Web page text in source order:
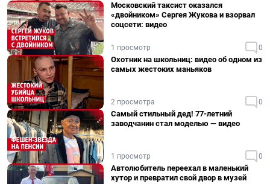
Московский таксист оказался
«двойником» Сергея Жукова и взорвал
соцсети: видео
1 просмотр 0
Охотник на школьниц: видео об одном из
самых жестоких маньяков
2 просмотра 0
Самый стильный дед! 77-летний
заводчанин стал моделью — видео
1 просмотр 0
Автолюбитель переехал в маленький
хутор и превратил свой двор в музей